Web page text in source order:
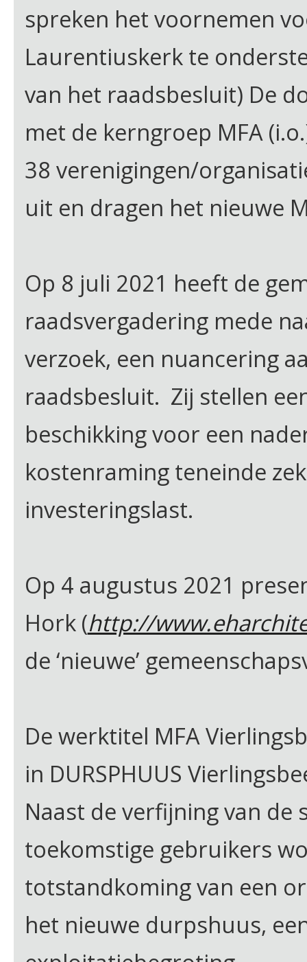
spreken het voornemen
Laurentiuskerk te
van het raadsbesluit) De
met de kerngroep MFA
38 verenigingen/
uit en dragen het nieuwe
Op 8 juli 2021 heeft de
raadsvergadering mede
verzoek, een nuancering
raadsbesluit. Zij stellen
beschikking voor een
kostenraming teneinde
investeringslast.
Op 4 augustus 2021
Hork (http://
de ‘nieuwe’
De werktitel MFA
in DURSPHUUS
Naast de verfijning van de
toekomstige gebruikers
totstandkoming van een
het nieuwe durpshuus,